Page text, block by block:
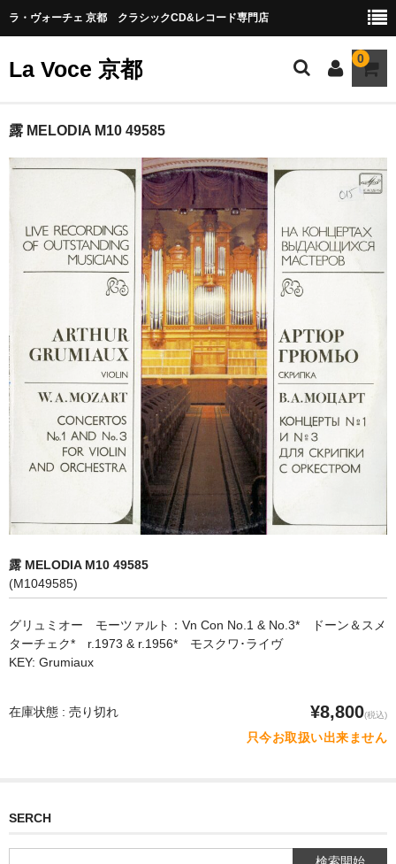
ラ・ヴォーチェ 京都 クラシックCD&レコード専門店
La Voce 京都 0
CATALOG LP
New arrival
協奏曲
室内楽曲
声楽曲
オペラ
歌曲
CD&BOOK
ORDER
露 MELODIA M10 49585
露 MELODIA M10 49585
(M1049585)
グリュミオー モーツァルト：Vn Con No.1 & No.3* ドーン＆スメ
ターチェク* r.1973 & r.1956* モスクワ･ライヴ
KEY: Grumiaux
在庫状態 : 売り切れ ¥8,800(税込)
只今お取扱い出来ません
SERCH